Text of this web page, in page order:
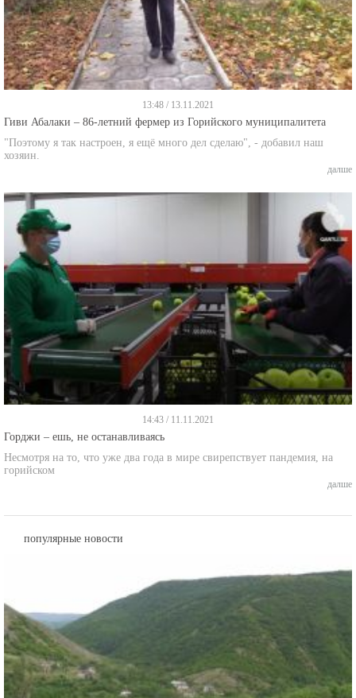
13:48 / 13.11.2021
Гиви Абалаки – 86-летний фермер из Горийского муниципалитета
"Поэтому я так настроен, я ещё много дел сделаю", - добавил наш
хозяин.
далше
14:43 / 11.11.2021
Горджи – ешь, не останавливаясь
Несмотря на то, что уже два года в мире свирепствует пандемия, на
горийском
далше
популярные новости